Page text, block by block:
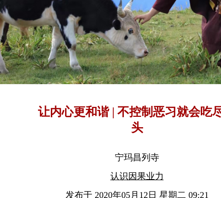
让内心更和谐 | 不控制恶习就会吃
头
宁玛昌列寺
认识因果业力
发布于 2020年05月12日 星期二 09:21